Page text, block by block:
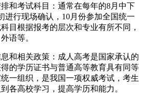
考试科目‌：通常在每年的8月中下
进行现场确认，10月份参加全国统一
目根据报考的层次和专业有所不同，
语等。
相关政策‌：成人高考是国家承认的
的学历证书与普通高等教育具有同等
一组织，是我国一项权威考试，考生
各高校学习，提高学历和能力。